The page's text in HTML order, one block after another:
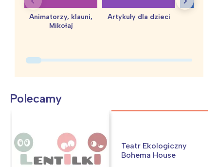
Animatorzy, klauni,
Mikołaj
Artykuły dla dzieci
Polecamy
Teatr Ekologiczny
Bohema House